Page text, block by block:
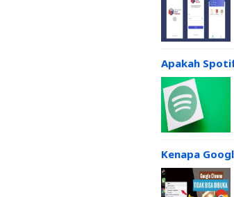
Apakah
Kenapa